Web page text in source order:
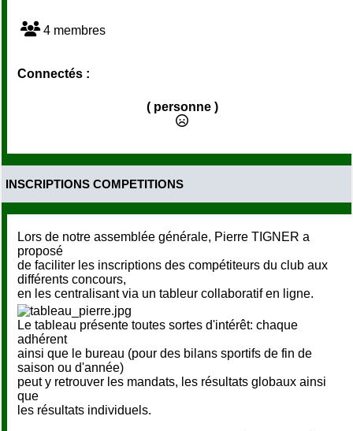
4 membres
Connectés :
( personne )
INSCRIPTIONS COMPETITIONS
Lors de notre assemblée générale, Pierre TIGNER a
proposé
de faciliter les inscriptions des compétiteurs du club aux
différents concours,
en les centralisant via un tableur collaboratif en ligne.
Le tableau présente toutes sortes d'intérêt: chaque
adhérent
ainsi que le bureau (pour des bilans sportifs de fin de
saison ou d'année)
peut y retrouver les mandats, les résultats globaux ainsi
que
les résultats individuels.